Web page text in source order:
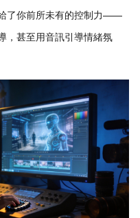
了你前所未有的控制力——
，甚至用音訊引導情緒氛